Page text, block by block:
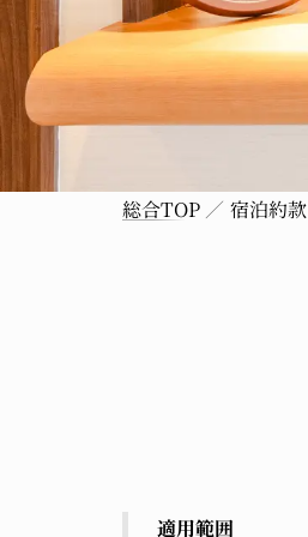
総合TOP 宿泊約款
適用範囲